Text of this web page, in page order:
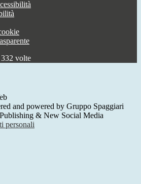
332 volte
and powered by Gruppo Spaggiari
& New Social Media
personali